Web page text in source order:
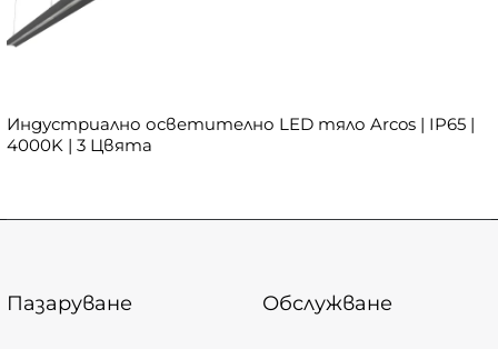
Индустриално осветително LED тяло Arcos | IP65 |
4000K | 3 Цвята
Пазаруване Обслужване